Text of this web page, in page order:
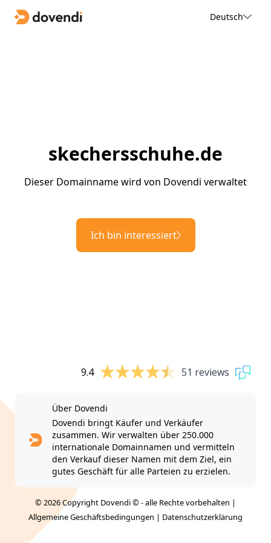
Deutsch
skechersschuhe.de
Dieser Domainname wird von Dovendi verwaltet
Ich bin interessiert
9.4 51 reviews
Über Dovendi
Dovendi bringt Käufer und Verkäufer
zusammen. Wir verwalten über 250.000
internationale Domainnamen und vermitteln
den Verkauf dieser Namen mit dem Ziel, ein
gutes Geschäft für alle Parteien zu erzielen.
© 2026 Copyright Dovendi © - alle Rechte vorbehalten |
Allgemeine Geschäftsbedingungen | Datenschutzerklärung